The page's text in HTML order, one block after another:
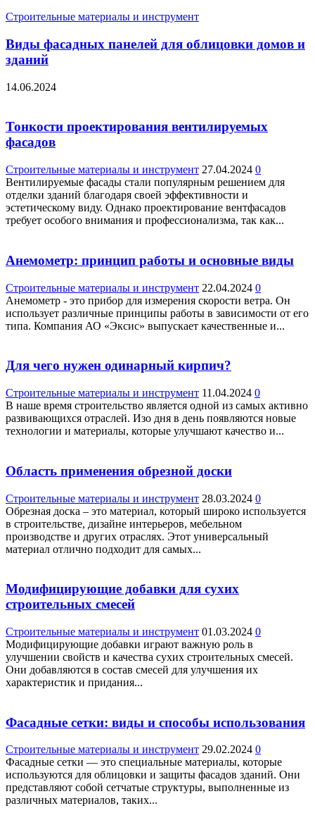
Строительные материалы и инструмент
Виды фасадных панелей для облицовки домов и
зданий
14.06.2024
Тонкости проектирования вентилируемых
фасадов
Строительные материалы и инструмент 27.04.2024 0
Вентилируемые фасады стали популярным решением для
отделки зданий благодаря своей эффективности и
эстетическому виду. Однако проектирование вентфасадов
требует особого внимания и профессионализма, так как...
Анемометр: принцип работы и основные виды
Строительные материалы и инструмент 22.04.2024 0
Анемометр - это прибор для измерения скорости ветра. Он
использует различные принципы работы в зависимости от его
типа. Компания АО «Эксис» выпускает качественные и...
Для чего нужен одинарный кирпич?
Строительные материалы и инструмент 11.04.2024 0
В наше время строительство является одной из самых активно
развивающихся отраслей. Изо дня в день появляются новые
технологии и материалы, которые улучшают качество и...
Область применения обрезной доски
Строительные материалы и инструмент 28.03.2024 0
Обрезная доска – это материал, который широко используется
в строительстве, дизайне интерьеров, мебельном
производстве и других отраслях. Этот универсальный
материал отлично подходит для самых...
Модифицирующие добавки для сухих
строительных смесей
Строительные материалы и инструмент 01.03.2024 0
Модифицирующие добавки играют важную роль в
улучшении свойств и качества сухих строительных смесей.
Они добавляются в состав смесей для улучшения их
характеристик и придания...
Фасадные сетки: виды и способы использования
Строительные материалы и инструмент 29.02.2024 0
Фасадные сетки — это специальные материалы, которые
используются для облицовки и защиты фасадов зданий. Они
представляют собой сетчатые структуры, выполненные из
различных материалов, таких...